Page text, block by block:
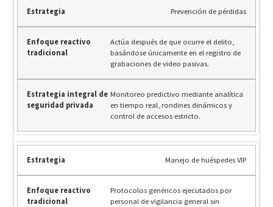
Prevención de pérdidas
Actúa después de que ocurre el delito,
basándose únicamente en el registro de
grabaciones de video pasivas.
Monitoreo predictivo mediante analítica
en tiempo real, rondines dinámicos y
control de accesos estricto.
Manejo de huéspedes VIP
Protocolos genéricos ejecutados por
personal de vigilancia general sin